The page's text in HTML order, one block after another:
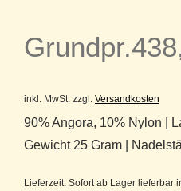
Grundpr.
inkl. MwSt. zzgl. Versandkosten
90% Angora, 10% Nylon |
Gewicht 25 Gram |
Lieferzeit: Sofort ab Lager lieferbar